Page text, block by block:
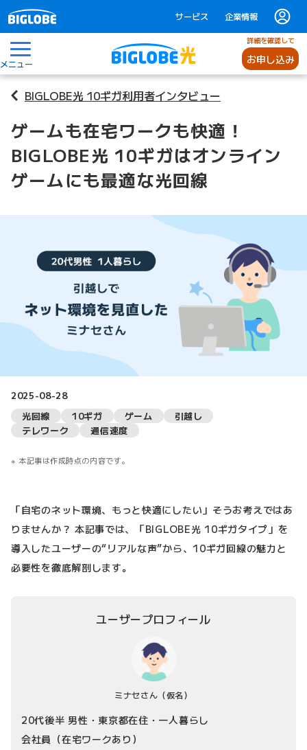
サービス 企業情報
メニュー
詳細を確認して
お申し込み
BIGLOBE光 10ギガ利用者インタビュー
ゲームも在宅ワークも快適！
BIGLOBE光 10ギガはオンライン
ゲームにも最適な光回線
2025-08-28
光回線
10ギガ ゲーム
引越し
テレワーク
通信速度
本記事は作成時点の内容です。
「自宅のネット環境、もっと快適にしたい」そうお考えではあ
りませんか？ 本記事では、「BIGLOBE光 10ギガタイプ」を
導入したユーザーの“リアルな声”から、10ギガ回線の魅力と
必要性を徹底解剖します。
ユーザープロフィール
ミナセさん （仮名）
20代後半 男性・東京都在住・一人暮らし
会社員（在宅ワークあり）